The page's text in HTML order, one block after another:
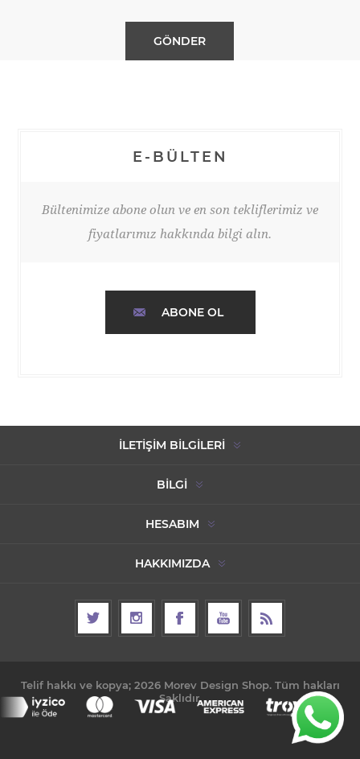
E-BÜLTEN
Bültenimize abone olun ve en son tekliflerimiz ve
fiyatlarımız hakkında bilgi alın.
ABONE OL
İLETIŞIM BILGILERI
BILGI
HESABIM
HAKKIMIZDA
Telif hakkı ve kopya; 2026 Morev Design Shop. Tüm hakları
Saklıdır.